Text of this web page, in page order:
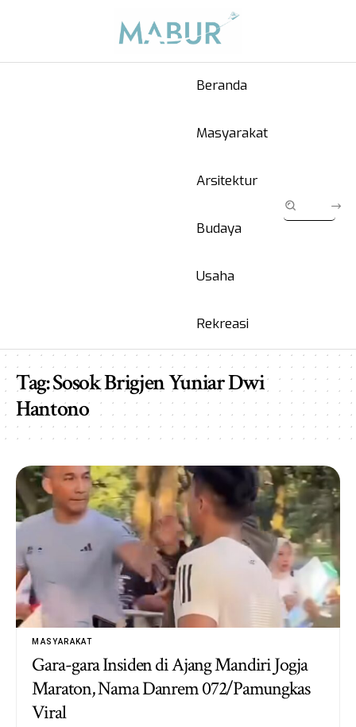
Beranda
Masyarakat
Arsitektur
Budaya
Usaha
Rekreasi
Tag:Sosok Brigjen Yuniar Dwi
Hantono
MASYARAKAT
Gara-gara Insiden di Ajang Mandiri Jogja
Maraton, Nama Danrem 072/Pamungkas
Viral